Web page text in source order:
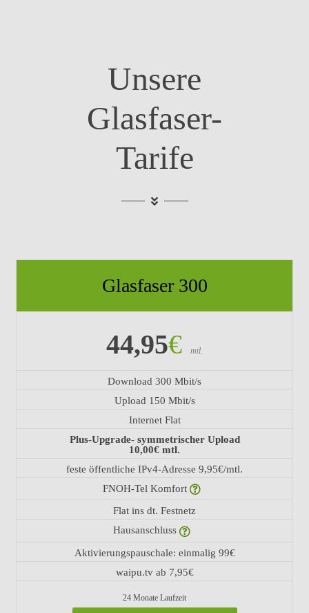
Unsere
Glasfaser-
Tarife
Glasfaser 300
44,95€ mtl.
Download 300 Mbit/s
Upload 150 Mbit/s
Internet Flat
Plus-Upgrade- symmetrischer Upload
10,00€ mtl.
feste öffentliche IPv4-Adresse 9,95€/mtl.
FNOH-Tel Komfort
Flat ins dt. Festnetz
Hausanschluss
Aktivierungspauschale: einmalig 99€
waipu.tv ab 7,95€
24 Monate Laufzeit